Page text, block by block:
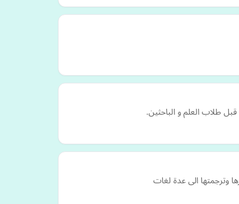
طلاب العلم و الباحثين.
وترجمتها الى عدة لغات